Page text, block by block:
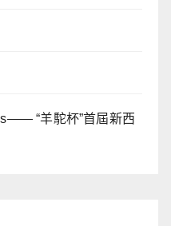
“羊駝杯”首屆新西